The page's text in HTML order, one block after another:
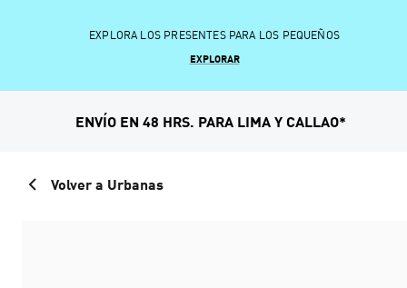
EXPLORA LOS PRESENTES PARA LOS PEQUEÑOS
EXPLORAR
ENVÍO EN 48 HRS. PARA LIMA Y CALLAO*
Volver a Urbanas